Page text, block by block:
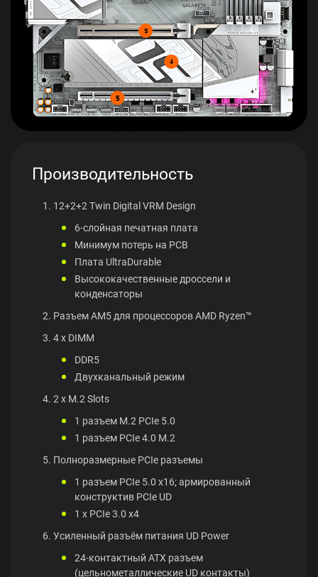
Производительность
12+2+2 Twin Digital VRM Design
6-слойная печатная плата
Минимум потерь на PCB
Плата UltraDurable
Высококачественные дроссели и
конденсаторы
Разъем AM5 для процессоров AMD Ryzen™
4 x DIMM
DDR5
Двухканальный режим
2 x M.2 Slots
1 разъем M.2 PCIe 5.0​
1 разъем PCIe 4.0 M.2​
Полноразмерные PCIe разъемы
1 разъем PCIe 5.0 x16; армированный
конструктив PCIe UD
1 x PCIe 3.0 x4
Усиленный разъём питания UD Power
24-контактный ATX разъем
(цельнометаллические UD контакты)